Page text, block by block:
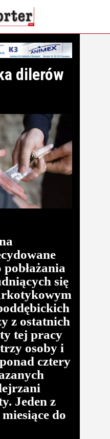
dilerów
pobłażania
się
z ostatnich
tej pracy
osoby i
cztery
Jeden z
do